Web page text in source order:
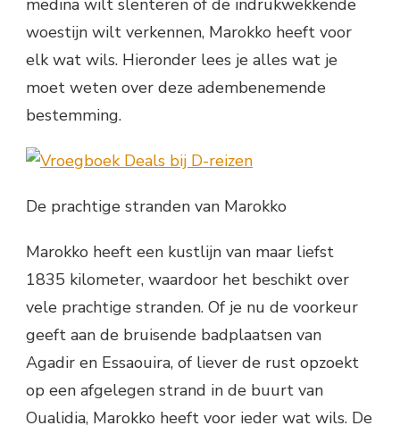
medina wilt slenteren of de indrukwekkende
woestijn wilt verkennen, Marokko heeft voor
elk wat wils. Hieronder lees je alles wat je
moet weten over deze adembenemende
bestemming.
De prachtige stranden van Marokko
Marokko heeft een kustlijn van maar liefst
1835 kilometer, waardoor het beschikt over
vele prachtige stranden. Of je nu de voorkeur
geeft aan de bruisende badplaatsen van
Agadir en Essaouira, of liever de rust opzoekt
op een afgelegen strand in de buurt van
Oualidia, Marokko heeft voor ieder wat wils. De